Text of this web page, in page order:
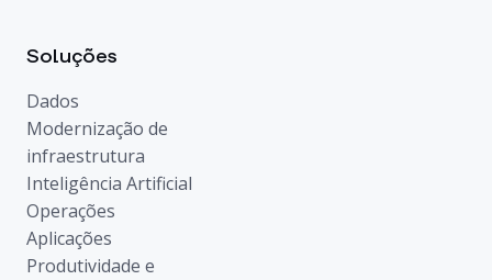
Soluções
Dados
Modernização de
infraestrutura
Inteligência Artificial
Operações
Aplicações
Produtividade e